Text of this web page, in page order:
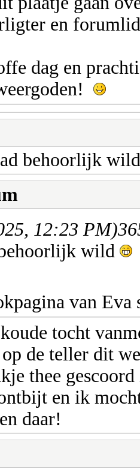
en
dag en
behoorlijk
12:23 PM)
wild
van
tocht
de teller dit
thee
en ik
daar!